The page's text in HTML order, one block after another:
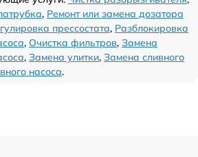
, Ремонт или замена дозатора
прессостата, Разблокировка
, Очистка фильтров, Замена
, Замена улитки, Замена сливного
насоса.